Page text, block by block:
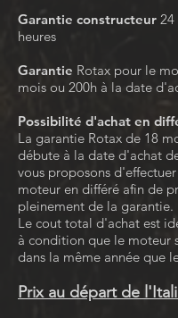
Garantie constructeur 24
heures
Garantie Rotax pour le
mois ou 200h à la date
Possibilité d'achat en
La garantie Rotax de 18
débute à la date d'achat
vous proposons
moteur en différé afin de
pleinement de la garantie.
Le cout total d'achat est
à condition que le moteur
dans la même année que
Prix au départ de